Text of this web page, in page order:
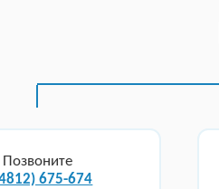
Позвоните
675-674